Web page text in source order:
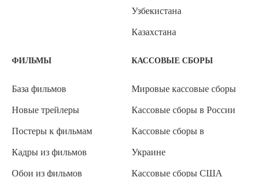
Узбекистана
Казахстана
ФИЛЬМЫ
База фильмов
Новые трейлеры
Постеры к фильмам
Кадры из фильмов
Обои из фильмов
КАССОВЫЕ СБОРЫ
Мировые кассовые сборы
Кассовые сборы в России
Кассовые сборы в
Украине
Кассовые сборы США